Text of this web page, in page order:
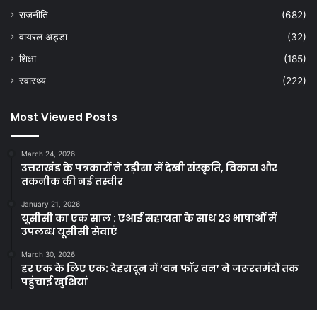
राजनीति
(682)
वायरल अड्डा
(32)
शिक्षा
(185)
स्वास्थ्य
(222)
Most Viewed Posts
March 24, 2026
उत्तराखंड के पत्रकारों ने उड़ीसा में देखी संस्कृति, विकास और
तकनीक की नई तस्वीर
January 21, 2026
यूसीसी का एक साल : एआई सहायता के साथ 23 भाषाओं में
उपलब्ध यूसीसी सेवाएं
March 30, 2026
हर एक के लिए एक: देहरादून में ‘वन फॉर वन’ ने जरूरतमंदों तक
पहुंचाई खुशियां